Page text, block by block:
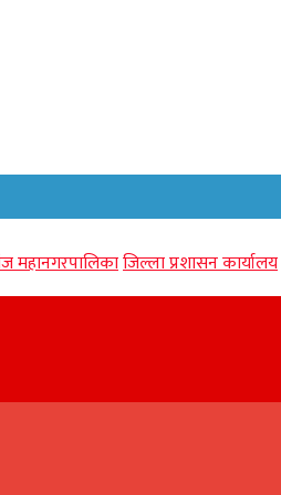
महानगरपालिकाजिल्ला प्रशासन कार्यालय